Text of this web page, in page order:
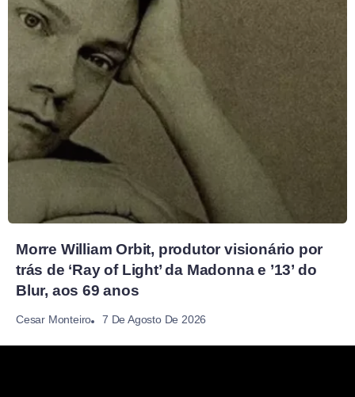
Morre William Orbit, produtor visionário por
trás de ‘Ray of Light’ da Madonna e ’13’ do
Blur, aos 69 anos
Cesar Monteiro 7 De Agosto De 2026